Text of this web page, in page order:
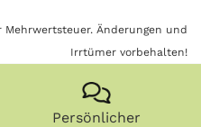
Mehrwertsteuer. Änderungen und
Irrtümer vorbehalten!
Persönlicher